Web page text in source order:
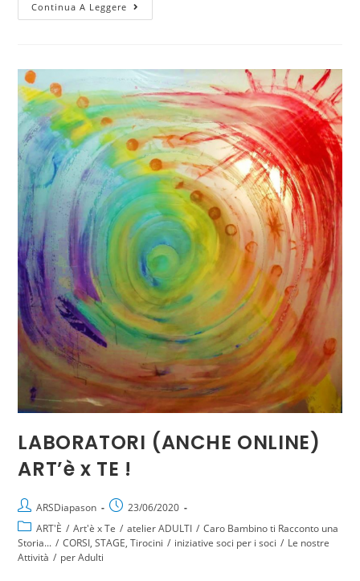
Continua A Leggere
LABORATORI (ANCHE ONLINE)
ART’è x TE !
ARSDiapason
23/06/2020
ART'È / Art'è x Te / atelier ADULTI / Caro Bambino ti Racconto una
Storia... / CORSI, STAGE, Tirocini / iniziative soci per i soci / Le nostre
Attività / per Adulti